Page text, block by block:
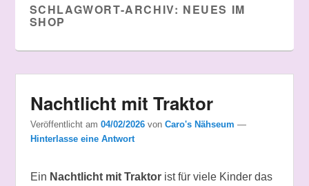
SCHLAGWORT-ARCHIV: NEUES IM
SHOP
Nachtlicht mit Traktor
Veröffentlicht am 04/02/2026 von Caro's Nähseum —
Hinterlasse eine Antwort
Ein Nachtlicht mit Traktorist für viele Kinder das